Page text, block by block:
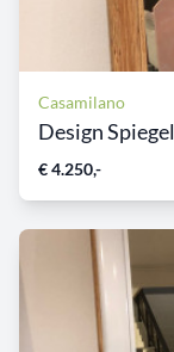
Casamilano
Design Spiegel
€ 4.250,-